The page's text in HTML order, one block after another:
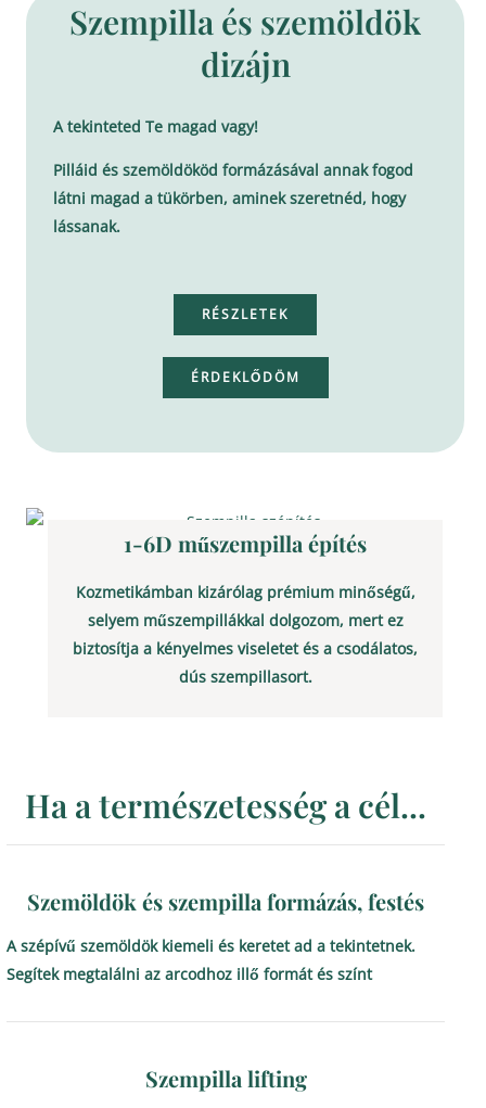
Szempilla és szemöldök
dizájn
A tekinteted Te magad vagy!
Pilláid és szemöldököd formázásával annak fogod
látni magad a tükörben, aminek szeretnéd, hogy
lássanak.
RÉSZLETEK
ÉRDEKLŐDÖM
1-6D műszempilla építés
Kozmetikámban kizárólag prémium minőségű,
selyem műszempillákkal dolgozom, mert ez
biztosítja a kényelmes viseletet és a csodálatos,
dús szempillasort.
Ha a természetesség a cél...
Szemöldök és szempilla formázás, festés
A szépívű szemöldök kiemeli és keretet ad a tekintetnek.
Segítek megtalálni az arcodhoz illő formát és színt
Szempilla lifting